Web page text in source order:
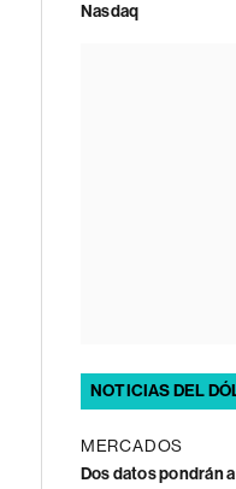
Nasdaq
NOTICIAS DEL
MERCADOS
Dos datos pondrán